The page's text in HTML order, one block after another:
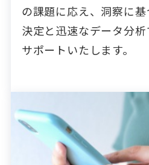
の課題に応え、洞察に
決定と迅速なデータ分
サポートいたします。